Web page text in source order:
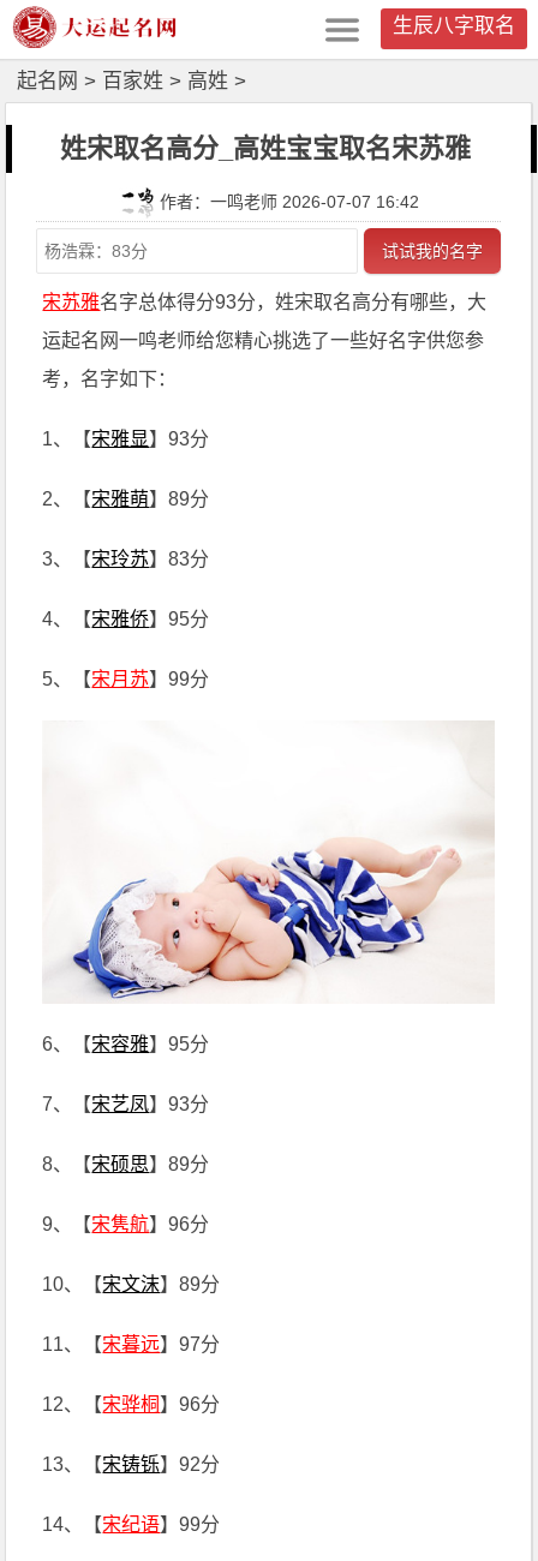
生辰八字取名
起名网 > 百家姓 > 高姓 >
姓宋取名高分_高姓宝宝取名宋苏雅
作者：一鸣老师 2026-07-07 16:42
试试我的名字
宋苏雅名字总体得分93分，姓宋取名高分有哪些，大
运起名网一鸣老师给您精心挑选了一些好名字供您参
考，名字如下：
1、【宋雅显】93分
2、【宋雅萌】89分
3、【宋玲苏】83分
4、【宋雅侨】95分
5、【宋月苏】99分
6、【宋容雅】95分
7、【宋艺凤】93分
8、【宋硕思】89分
9、【宋隽航】96分
10、【宋文沫】89分
11、【宋暮远】97分
12、【宋骅桐 】96分
13、【宋铸铄】92分
14、【宋纪语】99分